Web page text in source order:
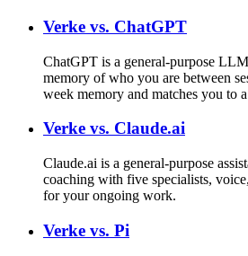
Verke vs. ChatGPT
ChatGPT is a general-purpose
memory of who you are between
week memory and matches you to
Verke vs. Claude.ai
Claude.ai is a general-purpose
coaching with five specialists,
for your ongoing work.
Verke vs. Pi